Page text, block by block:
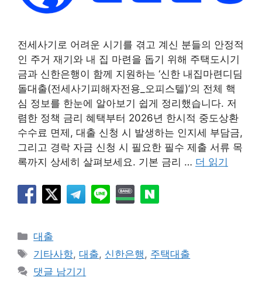
전세사기로 어려운 시기를 겪고 계신 분들의 안정적
인 주거 재기와 내 집 마련을 돕기 위해 주택도시기
금과 신한은행이 함께 지원하는 ‘신한 내집마련디딤
돌대출(전세사기피해자전용_오피스텔)’의 전체 핵
심 정보를 한눈에 알아보기 쉽게 정리했습니다. 저
렴한 정책 금리 혜택부터 2026년 한시적 중도상환
수수료 면제, 대출 신청 시 발생하는 인지세 부담금,
그리고 경락 자금 신청 시 필요한 필수 제출 서류 목
록까지 상세히 살펴보세요. 기본 금리 … 더 읽기
카
테
고
리
대출
태
그
기타사항,대출, 신한은행 , 주택대출
댓글 남기기